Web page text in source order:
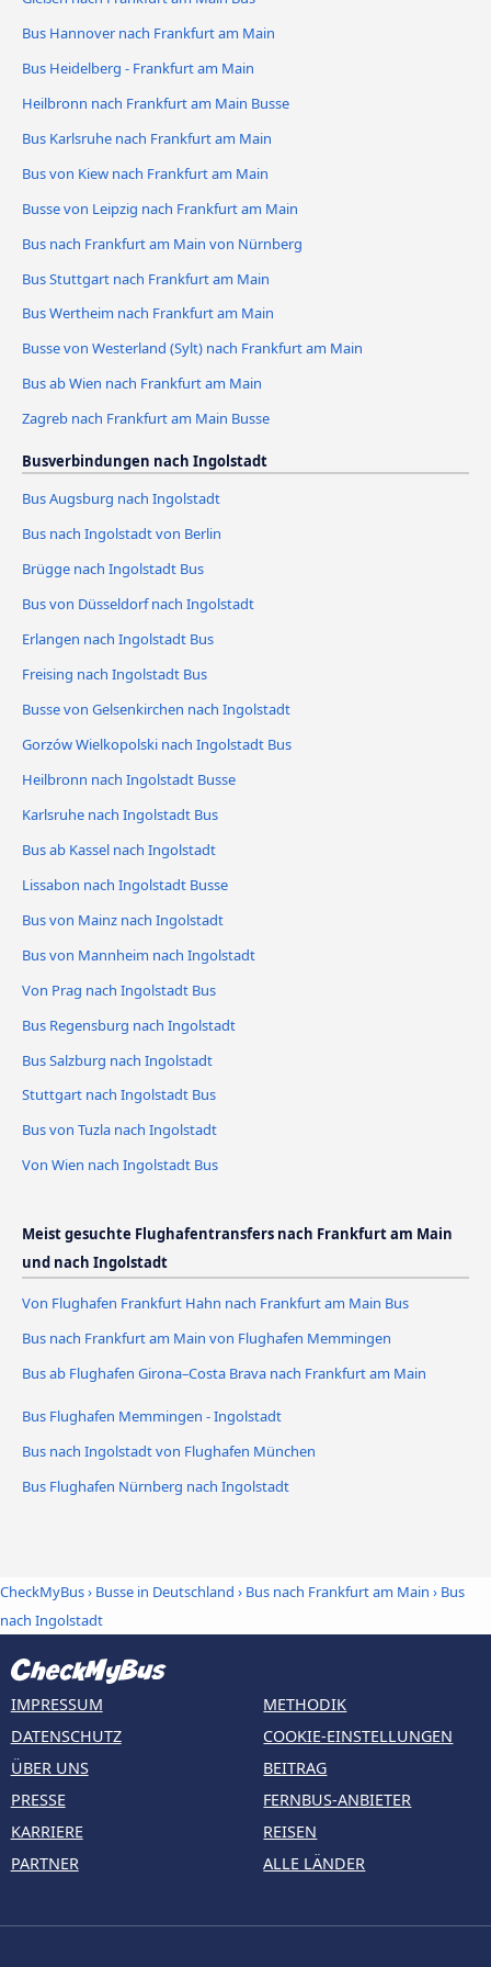
Bus Hannover nach Frankfurt am Main
Bus Heidelberg - Frankfurt am Main
Heilbronn nach Frankfurt am Main Busse
Bus Karlsruhe nach Frankfurt am Main
Bus von Kiew nach Frankfurt am Main
Busse von Leipzig nach Frankfurt am Main
Bus nach Frankfurt am Main von Nürnberg
Bus Stuttgart nach Frankfurt am Main
Bus Wertheim nach Frankfurt am Main
Busse von Westerland (Sylt) nach Frankfurt am Main
Bus ab Wien nach Frankfurt am Main
Zagreb nach Frankfurt am Main Busse
Busverbindungen nach Ingolstadt
Bus Augsburg nach Ingolstadt
Bus nach Ingolstadt von Berlin
Brügge nach Ingolstadt Bus
Bus von Düsseldorf nach Ingolstadt
Erlangen nach Ingolstadt Bus
Freising nach Ingolstadt Bus
Busse von Gelsenkirchen nach Ingolstadt
Gorzów Wielkopolski nach Ingolstadt Bus
Heilbronn nach Ingolstadt Busse
Karlsruhe nach Ingolstadt Bus
Bus ab Kassel nach Ingolstadt
Lissabon nach Ingolstadt Busse
Bus von Mainz nach Ingolstadt
Bus von Mannheim nach Ingolstadt
Von Prag nach Ingolstadt Bus
Bus Regensburg nach Ingolstadt
Bus Salzburg nach Ingolstadt
Stuttgart nach Ingolstadt Bus
Bus von Tuzla nach Ingolstadt
Von Wien nach Ingolstadt Bus
Meist gesuchte Flughafentransfers nach Frankfurt am Main
und nach Ingolstadt
Von Flughafen Frankfurt Hahn nach Frankfurt am Main Bus
Bus nach Frankfurt am Main von Flughafen Memmingen
Bus ab Flughafen Girona–Costa Brava nach Frankfurt am Main
Bus Flughafen Memmingen - Ingolstadt
Bus nach Ingolstadt von Flughafen München
Bus Flughafen Nürnberg nach Ingolstadt
CheckMyBus› Busse in Deutschland › Bus nach Frankfurt am Main › Bus
nach Ingolstadt
IMPRESSUM
DATENSCHUTZ
ÜBER UNS
PRESSE
KARRIERE
PARTNER
METHODIK
COOKIE-EINSTELLUNGEN
BEITRAG
FERNBUS-ANBIETER
REISEN
ALLE LÄNDER